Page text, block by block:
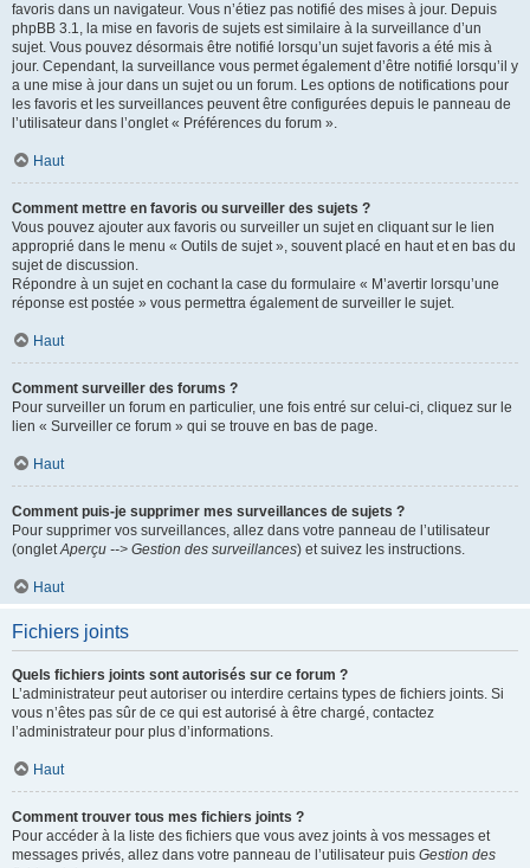
favoris dans un navigateur. Vous n’étiez pas notifié des mises à jour. Depuis
phpBB 3.1, la mise en favoris de sujets est similaire à la surveillance d’un
sujet. Vous pouvez désormais être notifié lorsqu’un sujet favoris a été mis à
jour. Cependant, la surveillance vous permet également d’être notifié lorsqu’il y
a une mise à jour dans un sujet ou un forum. Les options de notifications pour
les favoris et les surveillances peuvent être configurées depuis le panneau de
l’utilisateur dans l’onglet « Préférences du forum ».
Haut
Comment mettre en favoris ou surveiller des sujets ?
Vous pouvez ajouter aux favoris ou surveiller un sujet en cliquant sur le lien
approprié dans le menu « Outils de sujet », souvent placé en haut et en bas du
sujet de discussion.
Répondre à un sujet en cochant la case du formulaire « M’avertir lorsqu’une
réponse est postée » vous permettra également de surveiller le sujet.
Haut
Comment surveiller des forums ?
Pour surveiller un forum en particulier, une fois entré sur celui-ci, cliquez sur le
lien « Surveiller ce forum » qui se trouve en bas de page.
Haut
Comment puis-je supprimer mes surveillances de sujets ?
Pour supprimer vos surveillances, allez dans votre panneau de l’utilisateur
(ongletAperçu --> Gestion des surveillances) et suivez les instructions.
Haut
Fichiers joints
Quels fichiers joints sont autorisés sur ce forum ?
L’administrateur peut autoriser ou interdire certains types de fichiers joints. Si
vous n’êtes pas sûr de ce qui est autorisé à être chargé, contactez
l’administrateur pour plus d’informations.
Haut
Comment trouver tous mes fichiers joints ?
Pour accéder à la liste des fichiers que vous avez joints à vos messages et
messages privés, allez dans votre panneau de l’utilisateur puis Gestion des